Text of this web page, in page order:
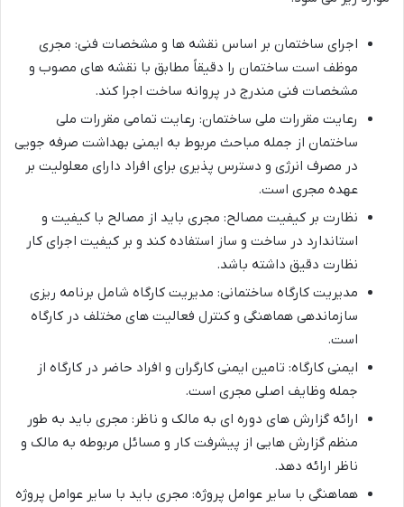
اجرای ساختمان بر اساس نقشه ها و مشخصات فنی: مجری
موظف است ساختمان را دقیقاً مطابق با نقشه های مصوب و
مشخصات فنی مندرج در پروانه ساخت اجرا کند.
رعایت مقررات ملی ساختمان: رعایت تمامی مقررات ملی
ساختمان از جمله مباحث مربوط به ایمنی بهداشت صرفه جویی
در مصرف انرژی و دسترس پذیری برای افراد دارای معلولیت بر
عهده مجری است.
نظارت بر کیفیت مصالح: مجری باید از مصالح با کیفیت و
استاندارد در ساخت و ساز استفاده کند و بر کیفیت اجرای کار
نظارت دقیق داشته باشد.
مدیریت کارگاه ساختمانی: مدیریت کارگاه شامل برنامه ریزی
سازماندهی هماهنگی و کنترل فعالیت های مختلف در کارگاه
است.
ایمنی کارگاه: تامین ایمنی کارگران و افراد حاضر در کارگاه از
جمله وظایف اصلی مجری است.
ارائه گزارش های دوره ای به مالک و ناظر: مجری باید به طور
منظم گزارش هایی از پیشرفت کار و مسائل مربوطه به مالک و
ناظر ارائه دهد.
هماهنگی با سایر عوامل پروژه: مجری باید با سایر عوامل پروژه